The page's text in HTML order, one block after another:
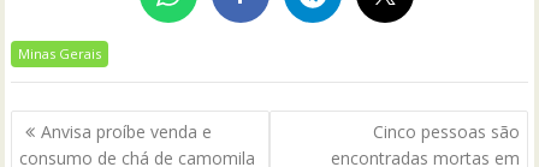
Minas Gerais
Navegação
de
Anvisa proíbe venda e
consumo de chá de camomila
Cinco pessoas são
encontradas mortas em